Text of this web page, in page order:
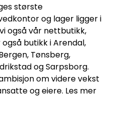
største
og lager ligger i
også vår nettbutikk,
butikk i Arendal,
Tønsberg,
og Sarpsborg.
om videre vekst
og eiere. Les mer